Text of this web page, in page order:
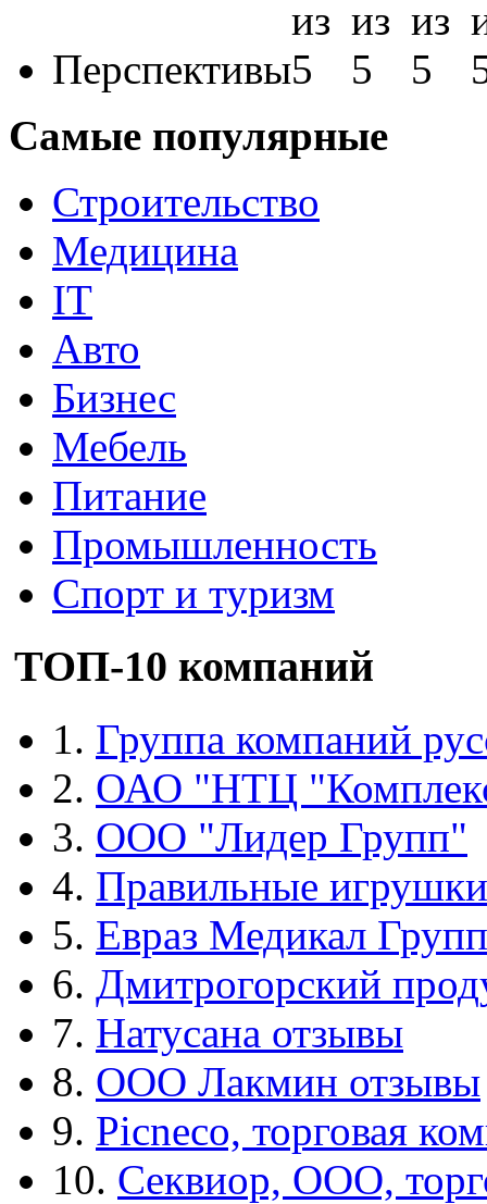
Перспективы
Самые популярные
Строительство
Медицина
IT
Авто
Бизнес
Мебель
Питание
Промышленность
Спорт и туризм
ТОП-10 компаний
1. Группа компаний
2. ОАО "НТЦ
3. ООО "Лидер Групп"
4. Правильные игрушки
5. Евраз Медикал Групп
6. Дмитрогорский
7. Натусана отзывы
8. ООО Лакмин отзывы
9. Picneco, торговая
10. Секвиор, ООО,